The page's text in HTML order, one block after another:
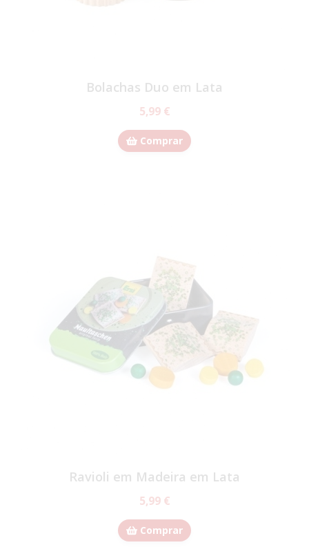
Bolachas Duo em Lata
5,99 €
Comprar
Ravioli em Madeira em Lata
5,99 €
Comprar